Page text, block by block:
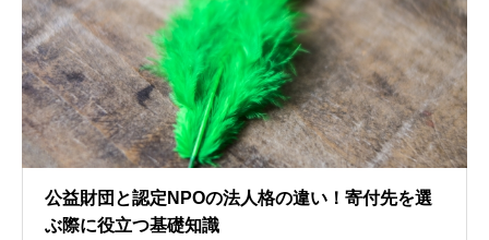
公益財団と認定NPOの法人格の違い！寄付先を選
ぶ際に役立つ基礎知識